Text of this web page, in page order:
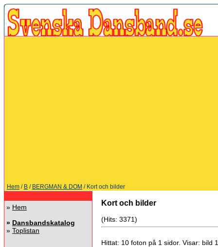
Hem / B / BERGMAN & DOM / Kort och bilder
» Hem
» Dansbandskatalog
» Toplistan
Kort och bilder
(Hits: 3371)
Hittat: 10 foton på 1 sidor. Visar: bild